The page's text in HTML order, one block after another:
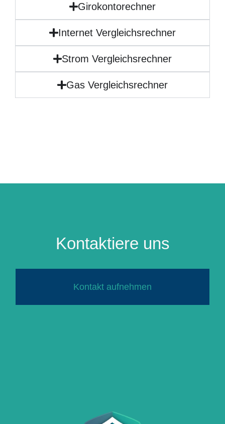
Girokontorechner
Internet Vergleichsrechner
Strom Vergleichsrechner
Gas Vergleichsrechner
Kontaktiere uns
Kontakt aufnehmen